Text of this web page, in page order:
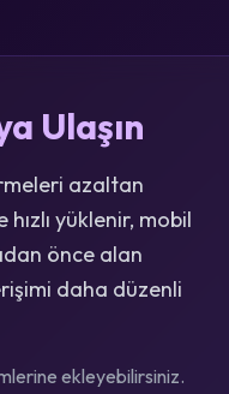
Ulaşın
azaltan
yüklenir, mobil
önce alan
daha düzenli
ekleyebilirsiniz.